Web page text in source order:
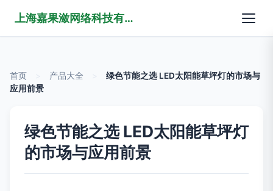
上海嘉果潋网络科技有限公司
首页 产品大全
绿色节能之选 LED太阳能草坪灯的市场与
应用前景
绿色节能之选 LED太阳能草坪灯
的市场与应用前景